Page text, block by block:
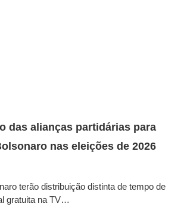
das alianças partidárias para
nas eleições de 2026
terão distribuição distinta de tempo de
gratuita na TV…